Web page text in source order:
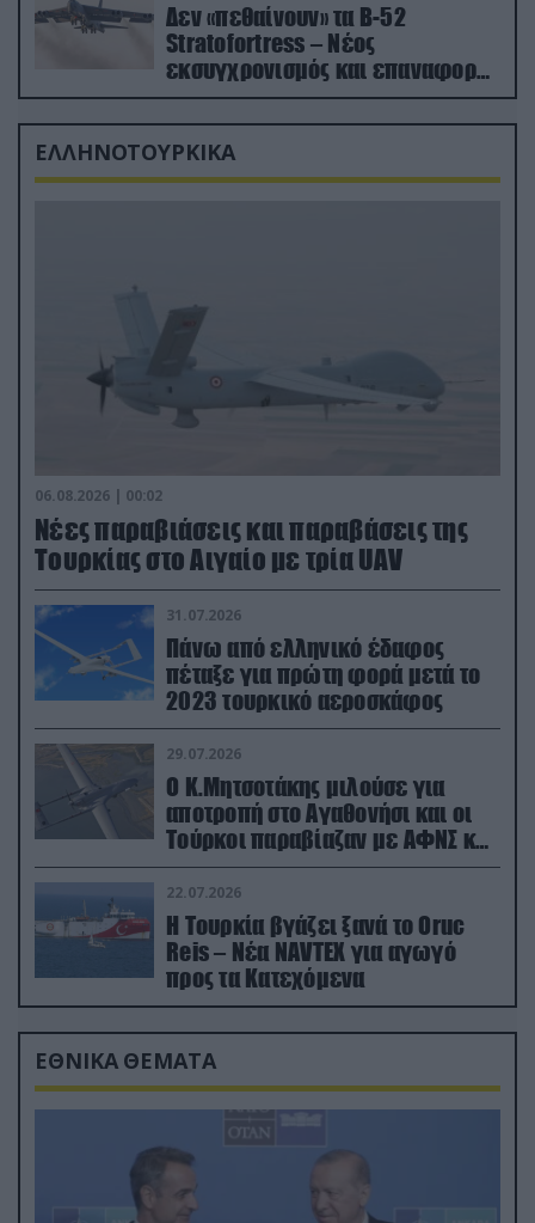
Δεν «πεθαίνουν» τα Β-52
Stratofortress – Νέος
εκσυγχρονισμός και επαναφορά
από τα «νεκροταφεία»
ΕΛΛΗΝΟΤΟΥΡΚΙΚΑ
06.08.2026 | 00:02
Νέες παραβιάσεις και παραβάσεις της
Τουρκίας στο Αιγαίο με τρία UAV
31.07.2026
Πάνω από ελληνικό έδαφος
πέταξε για πρώτη φορά μετά το
2023 τουρκικό αεροσκάφος
29.07.2026
Ο Κ.Μητσοτάκης μιλούσε για
αποτροπή στο Αγαθονήσι και οι
Τούρκοι παραβίαζαν με ΑΦΝΣ και
drone
22.07.2026
Η Τουρκία βγάζει ξανά το Oruc
Reis – Νέα NAVTEX για αγωγό
προς τα Κατεχόμενα
ΕΘΝΙΚΑ ΘΕΜΑΤΑ